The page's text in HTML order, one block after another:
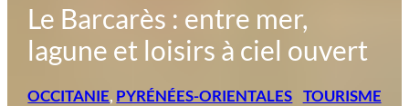
Le Barcarès : entre mer,
lagune et loisirs à ciel ouvert
OCCITANIE, PYRÉNÉES-ORIENTALES TOURISME